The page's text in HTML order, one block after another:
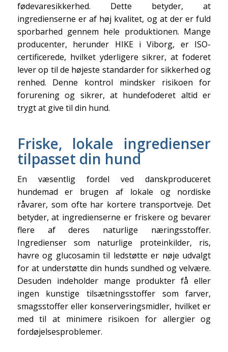
fødevaresikkerhed. Dette betyder, at
ingredienserne er af høj kvalitet, og at der er fuld
sporbarhed gennem hele produktionen. Mange
producenter, herunder HIKE i Viborg, er ISO-
certificerede, hvilket yderligere sikrer, at foderet
lever op til de højeste standarder for sikkerhed og
renhed. Denne kontrol mindsker risikoen for
forurening og sikrer, at hundefoderet altid er
trygt at give til din hund.
Friske, lokale ingredienser
tilpasset din hund
En væsentlig fordel ved danskproduceret
hundemad er brugen af lokale og nordiske
råvarer, som ofte har kortere transportveje. Det
betyder, at ingredienserne er friskere og bevarer
flere af deres naturlige næringsstoffer.
Ingredienser som naturlige proteinkilder, ris,
havre og glucosamin til ledstøtte er nøje udvalgt
for at understøtte din hunds sundhed og velvære.
Desuden indeholder mange produkter få eller
ingen kunstige tilsætningsstoffer som farver,
smagsstoffer eller konserveringsmidler, hvilket er
med til at minimere risikoen for allergier og
fordøjelsesproblemer.